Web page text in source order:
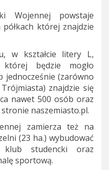
Wojennej powstaje
której znajdzie
w kształcie litery L,
będzie mogło
jednocześnie (zarówno
znajdzie się
nawet 500 osób oraz
naszemiasto.pl.
zamierza też na
(23 ha.) wybudować
klub studencki oraz
sportową.